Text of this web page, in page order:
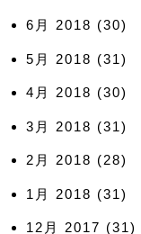
6月 2018 (30)
5月 2018 (31)
4月 2018 (30)
3月 2018 (31)
2月 2018 (28)
1月 2018 (31)
12月 2017 (31)